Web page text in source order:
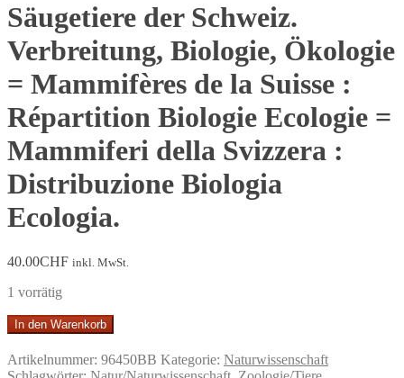
Säugetiere der Schweiz.
Verbreitung, Biologie, Ökologie
= Mammifères de la Suisse :
Répartition Biologie Ecologie =
Mammiferi della Svizzera :
Distribuzione Biologia
Ecologia.
40.00CHF inkl. MwSt.
1 vorrätig
Säugetiere
der
Schweiz.
Verbreitung,
In den Warenkorb
Artikelnummer: 96450BB Kategorie: Naturwissenschaft